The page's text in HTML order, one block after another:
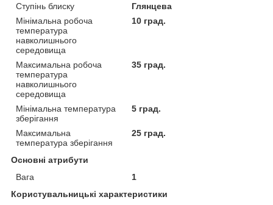
Ступінь блиску
Глянцева
Мінімальна робоча
температура
навколишнього
середовища
10 град.
Максимальна робоча
температура
навколишнього
середовища
35 град.
Мінімальна температура
зберігання
5 град.
Максимальна
температура зберігання
25 град.
Основні атрибути
Вага
1
Користувальницькі характеристики